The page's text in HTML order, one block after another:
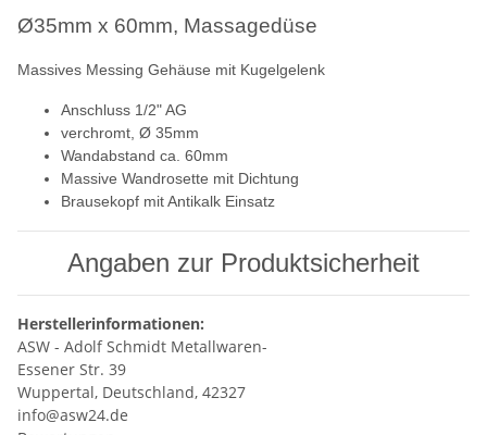
Ø35mm x 60mm, Massagedüse
Massives Messing Gehäuse mit Kugelgelenk
Anschluss 1/2" AG
verchromt, Ø 35mm
Wandabstand ca. 60mm
Massive Wandrosette mit Dichtung
Brausekopf mit Antikalk Einsatz
Angaben zur Produktsicherheit
Herstellerinformationen:
ASW - Adolf Schmidt Metallwaren-
Essener Str. 39
Wuppertal, Deutschland, 42327
info@asw24.de